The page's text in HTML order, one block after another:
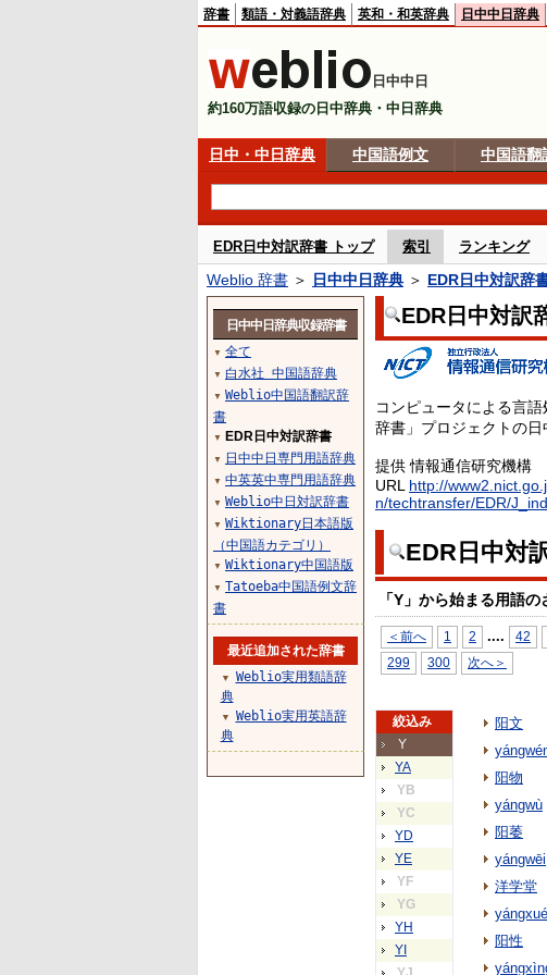
辞書 類語・対義語辞典 英和・和英辞典 日中中日辞典
日中中日
約160万語収録の日中辞典・中日辞典
日中・中日辞典 中国語例文 中国語翻
EDR日中対訳辞書 トップ 索引 ランキング
Weblio 辞書 ＞ 日中中日辞典 ＞ EDR日中対訳辞
EDR日中対訳
コンピュータによる言
辞書」プロジェクトの日
提供 情報通信研究機構
URL http://
n/techtransfer/EDR/
EDR日中対
「Y」から始まる用語の
＜前へ 1 2 .... 42
299 300 次へ＞
絞込み
Y
YA
YB
YC
YD
YE
YF
YG
YH
YI
阳文
阳物
yángwù
阳萎
yángwēi
洋学堂
阳性
日中中日辞典収録辞書
▼ 全て
▼ 白水社 中国語辞典
▼ Weblio中国語翻訳辞
書
▼ EDR日中対訳辞書
▼ 日中中日専門用語辞典
▼ 中英英中専門用語辞典
▼ Weblio中日対訳辞書
▼ Wiktionary日本語版
（中国語カテゴリ）
▼ Wiktionary中国語版
▼ Tatoeba中国語例文辞
書
最近追加された辞書
▼
Weblio実用類語辞
典
▼
Weblio実用英語辞
典